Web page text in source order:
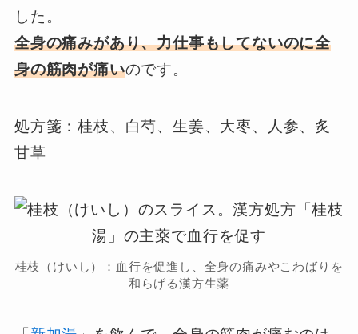
した。
全身の痛みがあり、力仕事もしてないのに全
身の筋肉が痛いのです。
処方箋：桂枝、白芍、生姜、大枣、人参、炙
甘草
桂枝（けいし）：血行を促進し、全身の痛みやこわばりを
和らげる漢方生薬